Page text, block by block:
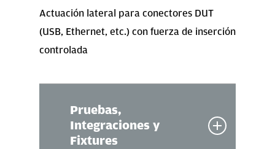
Actuación lateral para conectores DUT
(USB, Ethernet, etc.) con fuerza de inserción
controlada
Pruebas,
Integraciones y
Fixtures